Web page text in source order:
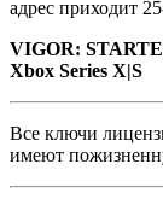
адрес приходит
VIGOR:
Xbox Series X|S
Все ключи
имеют